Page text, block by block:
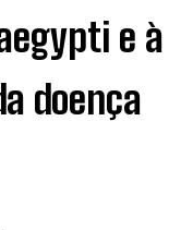
e à
doença